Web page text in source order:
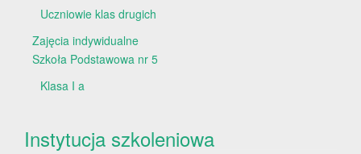
Uczniowie klas drugich
Zajęcia indywidualne
Szkoła Podstawowa nr 5
Klasa I a
Instytucja szkoleniowa